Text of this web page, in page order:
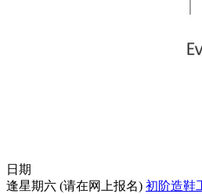
日期
逢星期六 (请在网上报名) 初阶造鞋